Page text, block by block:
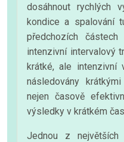
dosáhnout rychlých
kondice a spalování
předchozích
intenzivní intervalový
krátké, ale intenzivní
následovány
nejen časově
výsledky v krátkém
Jednou z